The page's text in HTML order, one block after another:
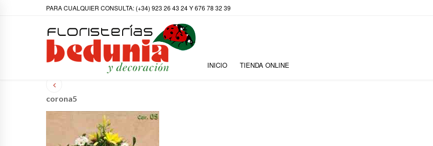
PARA CUALQUIER CONSULTA: (+34) 923 26 43 24 Y 676 78 32 39
INICIO TIENDA ONLINE
corona5